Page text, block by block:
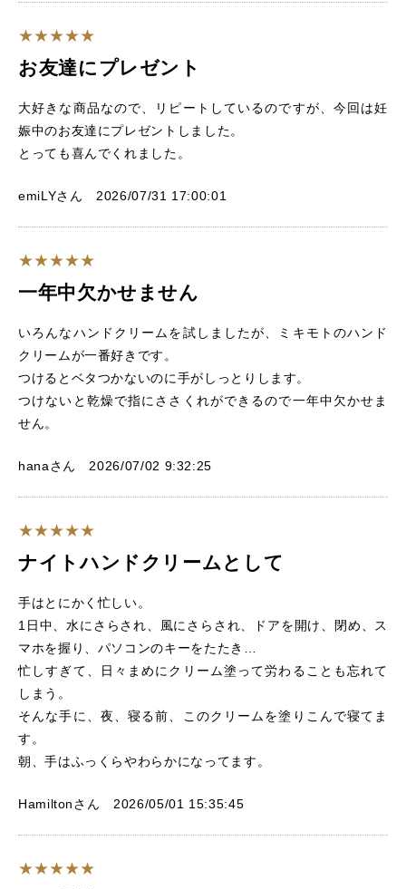
お友達にプレゼント
大好きな商品なので、リピートしているのですが、今回は妊
娠中のお友達にプレゼントしました。
とっても喜んでくれました。
emiLYさん 2026/07/31 17:00:01
一年中欠かせません
いろんなハンドクリームを試しましたが、ミキモトのハンド
クリームが一番好きです。
つけるとベタつかないのに手がしっとりします。
つけないと乾燥で指にささくれができるので一年中欠かせま
せん。
hanaさん 2026/07/02 9:32:25
ナイトハンドクリームとして
手はとにかく忙しい。
1日中、水にさらされ、風にさらされ、ドアを開け、閉め、ス
マホを握り、パソコンのキーをたたき…
忙しすぎて、日々まめにクリーム塗って労わることも忘れて
しまう。
そんな手に、夜、寝る前、このクリームを塗りこんで寝てま
す。
朝、手はふっくらやわらかになってます。
Hamiltonさん 2026/05/01 15:35:45